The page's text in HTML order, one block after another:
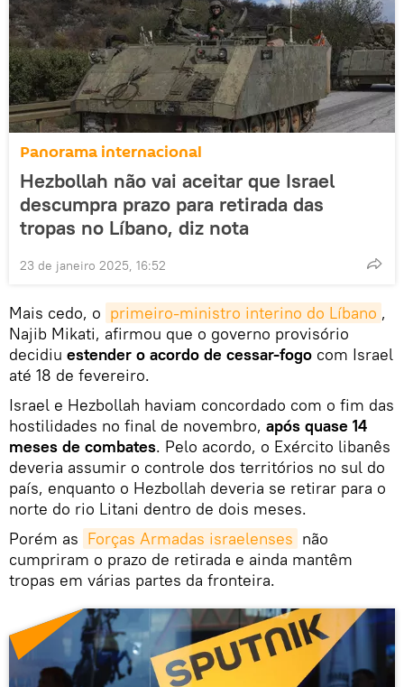
Panorama internacional
Hezbollah não vai aceitar que Israel
descumpra prazo para retirada das
tropas no Líbano, diz nota
23 de janeiro 2025, 16:52
Mais cedo, o primeiro-ministro interino do Líbano ,
Najib Mikati, afirmou que o governo provisório
decidiu estender o acordo de cessar-fogo com Israel
até 18 de fevereiro.
Israel e Hezbollah haviam concordado com o fim das
hostilidades no final de novembro, após quase 14
meses de combates. Pelo acordo, o Exército libanês
deveria assumir o controle dos territórios no sul do
país, enquanto o Hezbollah deveria se retirar para o
norte do rio Litani dentro de dois meses.
Porém as Forças Armadas israelenses não
cumpriram o prazo de retirada e ainda mantêm
tropas em várias partes da fronteira.